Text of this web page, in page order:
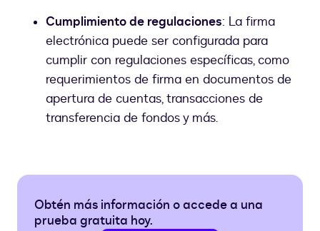
Cumplimiento de regulaciones: La firma
electrónica puede ser configurada para
cumplir con regulaciones específicas, como
requerimientos de firma en documentos de
apertura de cuentas, transacciones de
transferencia de fondos y más.
Obtén más información o accede a una
prueba gratuita hoy.